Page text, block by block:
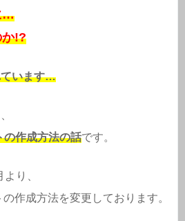
…
か!?
ています…
の作成方法の話です。
り、
作成方法を変更しております。